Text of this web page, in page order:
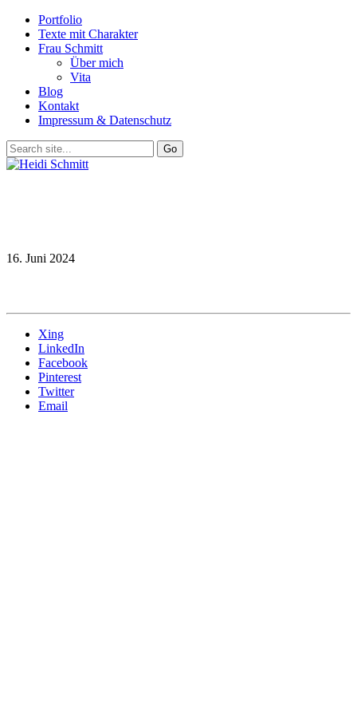
Portfolio
Texte mit Charakter
Frau Schmitt
Über mich
Vita
Blog
Kontakt
Impressum & Datenschutz
16. Juni 2024
Xing
LinkedIn
Facebook
Pinterest
Twitter
Email